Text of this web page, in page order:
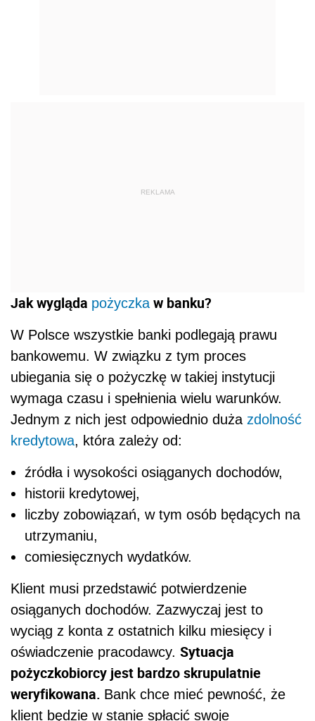
REKLAMA
Jak wygląda pożyczkaw banku?
W Polsce wszystkie banki podlegają prawu
bankowemu. W związku z tym proces
ubiegania się o pożyczkę w takiej instytucji
wymaga czasu i spełnienia wielu warunków.
Jednym z nich jest odpowiednio duża zdolność
kredytowa, która zależy od:
źródła i wysokości osiąganych dochodów,
historii kredytowej,
liczby zobowiązań, w tym osób będących na
utrzymaniu,
comiesięcznych wydatków.
Klient musi przedstawić potwierdzenie
osiąganych dochodów. Zazwyczaj jest to
wyciąg z konta z ostatnich kilku miesięcy i
oświadczenie pracodawcy. Sytuacja
pożyczkobiorcy jest bardzo skrupulatnie
weryfikowana. Bank chce mieć pewność, że
klient będzie w stanie spłacić swoje